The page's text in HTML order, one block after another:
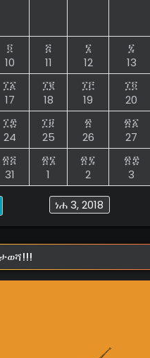
፬
10
፭
11
፮
12
፯
13
፲፩
17
፲፪
18
፲፫
19
፲፬
20
፲፰
24
፲፱
25
፳
26
፳፩
27
፳፭
31
፳፮
1
፳፯
2
፳፰
3
ነሐ 3, 2018